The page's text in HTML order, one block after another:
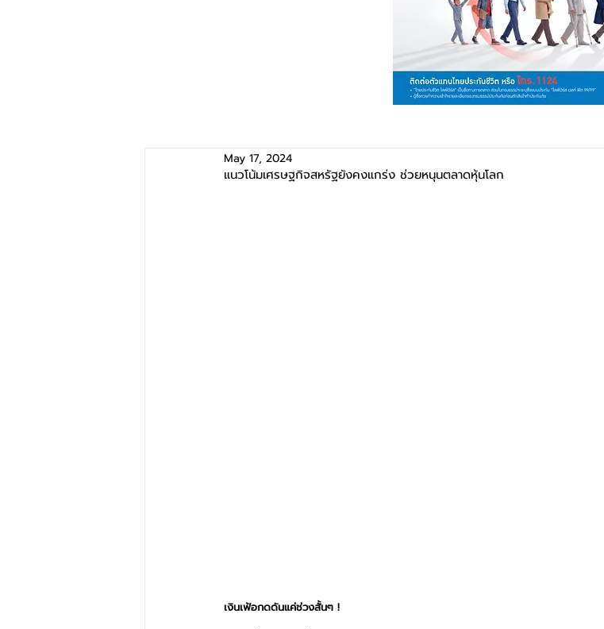
แนวโน้มเศรษฐกิจสหรัฐยังคงแกร่ง ช่วยหนุนตลาดหุ้นโลก
May 17, 2024
เงินเฟ้อกดดันแค่ช่วงสั้นๆ !